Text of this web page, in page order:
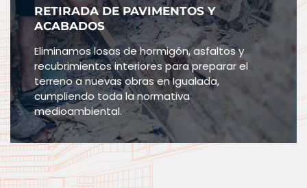
RETIRADA DE PAVIMENTOS Y
ACABADOS
Eliminamos losas de hormigón, asfaltos y
recubrimientos interiores para preparar el
terreno a nuevas obras en Igualada,
cumpliendo toda la normativa
medioambiental.